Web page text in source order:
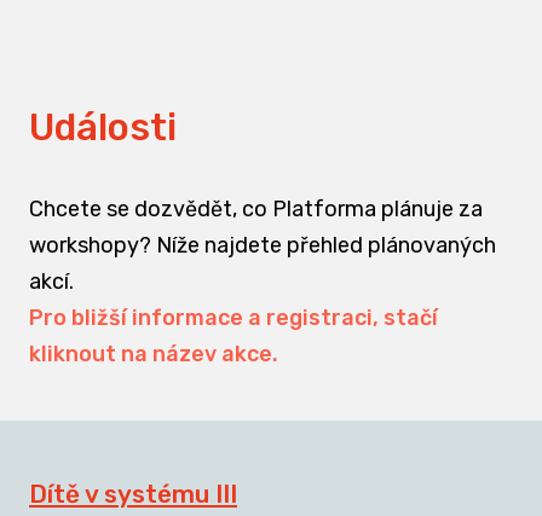
Události
Chcete se dozvědět, co Platforma plánuje za
workshopy? Níže najdete přehled plánovaných
akcí.
Pro bližší informace a registraci, stačí
kliknout na název akce.
Dítě v systému III